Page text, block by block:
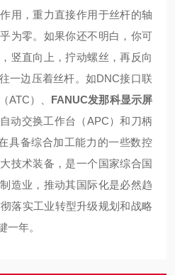
用，重力直接作用于丝杆的轴
为零。如果你还不明白，你可
竖直向上，拧动螺丝，再反向
一边压着丝杆。如DNC接口联
ATC）、 FANUC发那科显示屏
自动交换工作台（APC）和刀柄
具备综合加工能力的一些数控
技术装备，是一个国家综合国
造业，推动其国际化是必然趋
落实工业转型升级规划和战略
一年。